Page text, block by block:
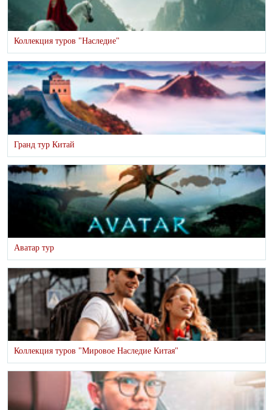
Коллекция туров "Наследие"
Гранд тур Китай
Аватар тур
Коллекция туров "Мировое Наследие Китая"